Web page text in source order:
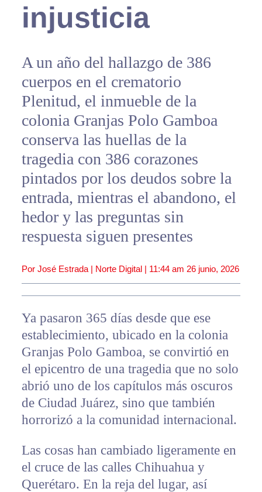
injusticia
A un año del hallazgo de 386
cuerpos en el crematorio
Plenitud, el inmueble de la
colonia Granjas Polo Gamboa
conserva las huellas de la
tragedia con 386 corazones
pintados por los deudos sobre la
entrada, mientras el abandono, el
hedor y las preguntas sin
respuesta siguen presentes
Por José Estrada | Norte Digital | 11:44 am 26 junio, 2026
Ya pasaron 365 días desde que ese
establecimiento, ubicado en la colonia
Granjas Polo Gamboa, se convirtió en
el epicentro de una tragedia que no solo
abrió uno de los capítulos más oscuros
de Ciudad Juárez, sino que también
horrorizó a la comunidad internacional.
Las cosas han cambiado ligeramente en
el cruce de las calles Chihuahua y
Querétaro. En la reja del lugar, así